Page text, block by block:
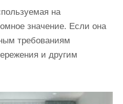
на
значение. Если она
требованиям
и другим